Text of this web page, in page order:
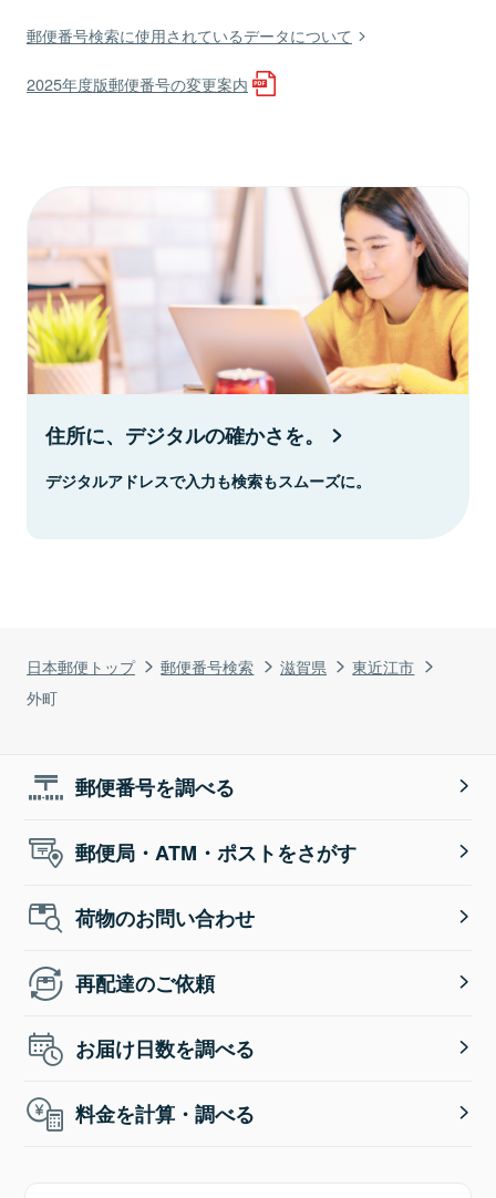
日本郵便トップ 郵便番号検索 滋賀県
東近江市
外町
郵便番号検索に使用されているデータについて
2025年度版郵便番号の変更案内
住所に、デジタルの確かさを。
デジタルアドレスで入力も検索もスムーズに。
郵便番号を調べる
郵便局・ATM・ポストをさがす
荷物のお問い合わせ
再配達のご依頼
お届け日数を調べる
料金を計算・調べる